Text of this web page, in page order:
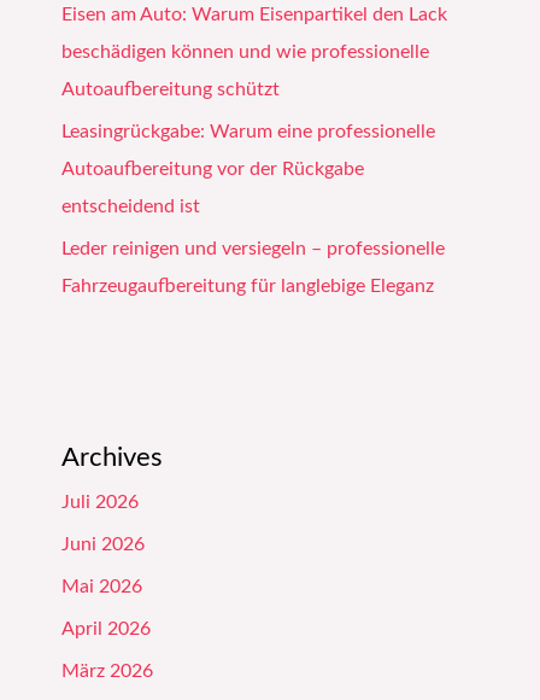
Eisen am Auto: Warum Eisenpartikel den Lack
beschädigen können und wie professionelle
Autoaufbereitung schützt
Leasingrückgabe: Warum eine professionelle
Autoaufbereitung vor der Rückgabe
entscheidend ist
Leder reinigen und versiegeln – professionelle
Fahrzeugaufbereitung für langlebige Eleganz
Archives
Juli 2026
Juni 2026
Mai 2026
April 2026
März 2026